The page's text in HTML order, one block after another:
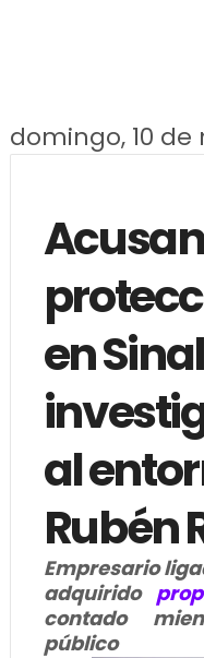
domingo, 10 de
en
al
Rubén
Empresario
adquirido
contado
público